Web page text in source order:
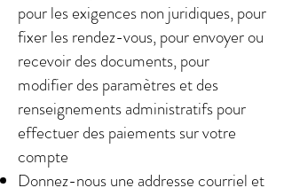
pour les exigences non juridiques, pour
fixer les rendez-vous, pour envoyer ou
recevoir des documents, pour
modifier des paramètres et des
renseignements administratifs pour
effectuer des paiements sur votre
compte
Donnez-nous une addresse courriel et